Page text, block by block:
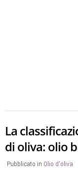
La
di oliva: olio
Pubblicato in Olio d'oliva